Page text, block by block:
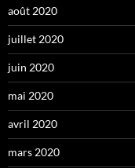
août 2020
juillet 2020
juin 2020
mai 2020
avril 2020
mars 2020